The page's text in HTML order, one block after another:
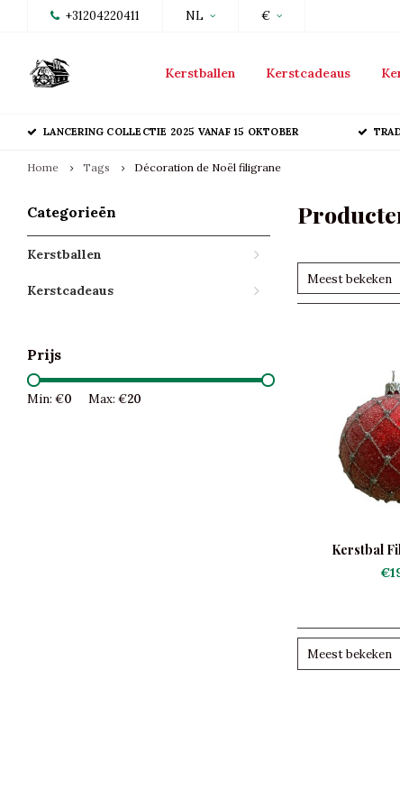
+31204220411 NL €
Kerstballen Kerstcadeaus
LANCERING COLLECTIE 2025 VANAF 15 OKTOBER
Home Tags Décoration de Noël filigrane
Categorieën
Kerstballen
Kerstcadeaus
Prijs
Min: €0 Max: €20
Meest bekeken
Kerstbal
Meest bekeken